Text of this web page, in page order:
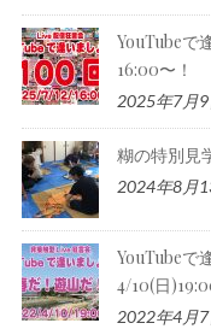
YouTubeで
16:00〜！
2025年7月
糊の特別見
2024年8月
YouTubeで
4/10(日
2022年4月